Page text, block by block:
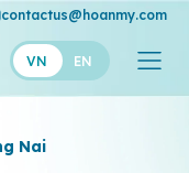
contactus@hoanmy.com
VN EN
Nai